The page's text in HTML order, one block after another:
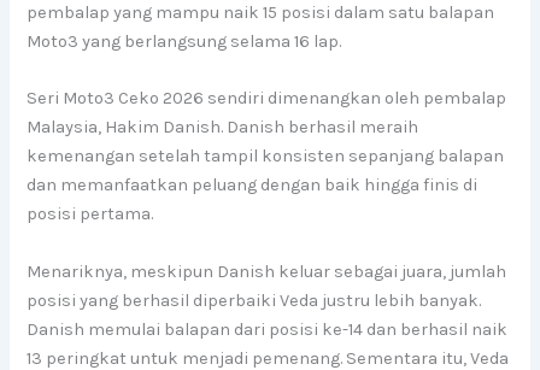
pembalap yang mampu naik 15 posisi dalam satu balapan
Moto3 yang berlangsung selama 16 lap.
Seri Moto3 Ceko 2026 sendiri dimenangkan oleh pembalap
Malaysia, Hakim Danish. Danish berhasil meraih
kemenangan setelah tampil konsisten sepanjang balapan
dan memanfaatkan peluang dengan baik hingga finis di
posisi pertama.
Menariknya, meskipun Danish keluar sebagai juara, jumlah
posisi yang berhasil diperbaiki Veda justru lebih banyak.
Danish memulai balapan dari posisi ke-14 dan berhasil naik
13 peringkat untuk menjadi pemenang. Sementara itu, Veda